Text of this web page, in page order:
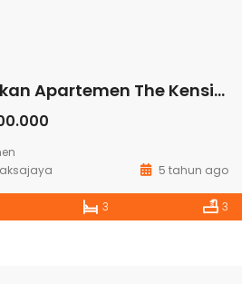
Disewakan Apartemen The Kensington Royal Suites Tower Belmount Lt 19 Kelapa Gading
5 tahun ago
3 3